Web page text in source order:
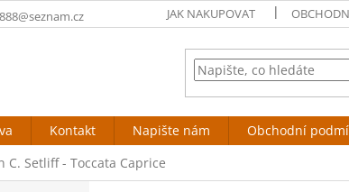
JAK NAKUPOVAT
Kontakt Napište nám Obchodní
C. Setliff - Toccata Caprice